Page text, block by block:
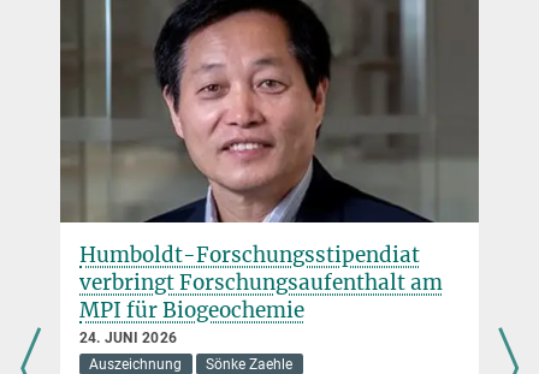
Humboldt-Forschungsstipendiat
verbringt Forschungsaufenthalt am
MPI für Biogeochemie
24. JUNI 2026
Auszeichnung
Sönke Zaehle